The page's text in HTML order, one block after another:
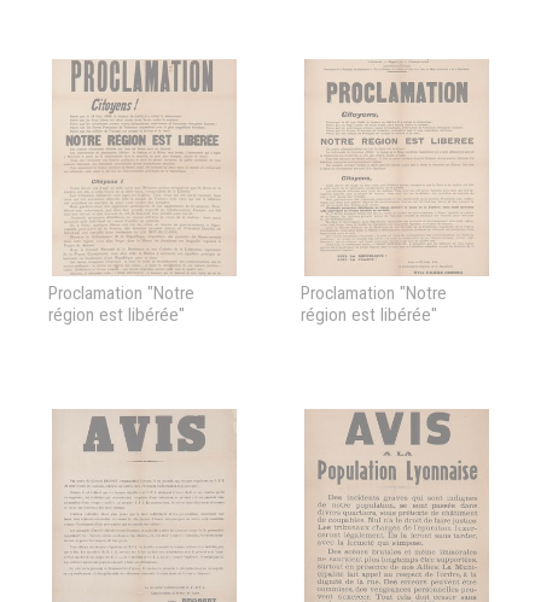
Proclamation "Notre
région est libérée"
Proclamation "Notre
région est libérée"